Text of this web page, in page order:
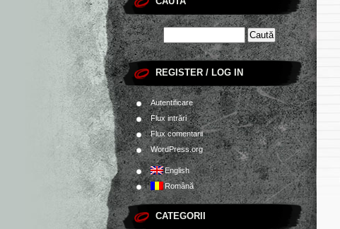
REGISTER / LOG IN
Autentificare
Flux intrări
Flux comentarii
WordPress.org
English
Română
CATEGORII